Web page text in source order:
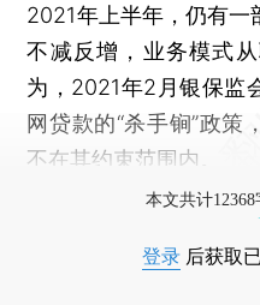
2021年上半年，仍有一
不减反增，业务模式
为，2021年2月银保监
网贷款的“杀手锏”政策
不在其约束范围内。
本文共计
登录 后获取